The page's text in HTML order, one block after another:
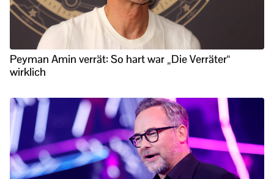
Peyman Amin verrät: So hart war „Die Verräter“
wirklich